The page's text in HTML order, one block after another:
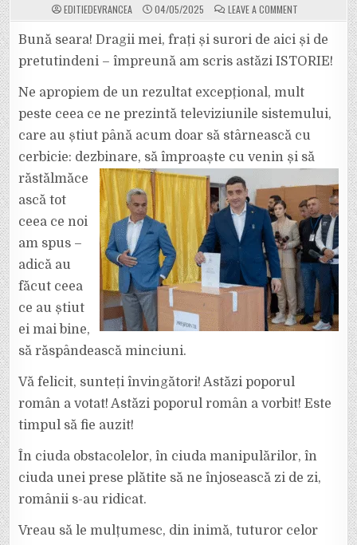
EDITIEDEVRANCEA 04/05/2025 LEAVE A COMMENTON
DISCURSUL
PREȘEDINTELUI
AUR,
GEORGE
SIMION,
DUPĂ
POLL-
URI:
AM
ISTORIE”
Bună seara! Dragii mei, frați și surori de aici și de
pretutindeni – împreună am scris astăzi ISTORIE!
Ne apropiem de un rezultat excepțional, mult
peste ceea ce ne prezintă televiziunile sistemului,
care au știut până acum doar să stârnească cu
cerbicie: dezbinare, să împroaște cu venin și să
răstălmăce
ască tot
ceea ce noi
am spus –
adică au
făcut ceea
ce au știut
ei mai bine,
să răspândească minciuni.
Vă felicit, sunteți învingători! Astăzi poporul
român a votat! Astăzi poporul român a vorbit! Este
timpul să fie auzit!
În ciuda obstacolelor, în ciuda manipulărilor, în
ciuda unei prese plătite să ne înjosească zi de zi,
românii s-au ridicat.
Vreau să le mulțumesc, din inimă, tuturor celor